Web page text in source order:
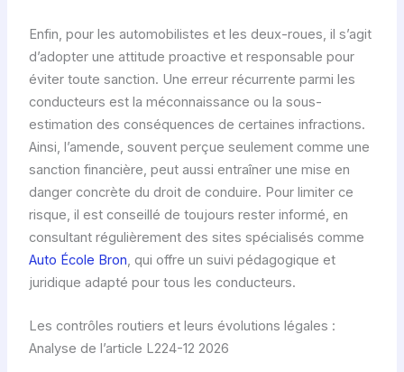
Enfin, pour les automobilistes et les deux-roues, il s’agit
d’adopter une attitude proactive et responsable pour
éviter toute sanction. Une erreur récurrente parmi les
conducteurs est la méconnaissance ou la sous-
estimation des conséquences de certaines infractions.
Ainsi, l’amende, souvent perçue seulement comme une
sanction financière, peut aussi entraîner une mise en
danger concrète du droit de conduire. Pour limiter ce
risque, il est conseillé de toujours rester informé, en
consultant régulièrement des sites spécialisés comme
Auto École Bron, qui offre un suivi pédagogique et
juridique adapté pour tous les conducteurs.
Les contrôles routiers et leurs évolutions légales :
Analyse de l’article L224-12 2026